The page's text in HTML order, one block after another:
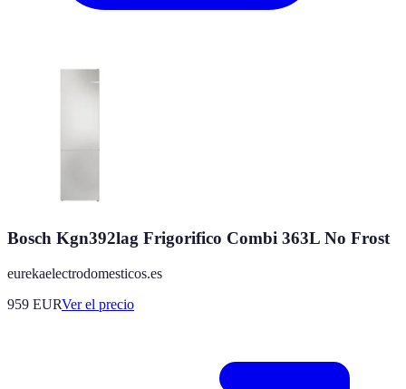
Bosch Kgn392lag Frigorifico Combi 363L No Frost
eurekaelectrodomesticos.es
959 EURVer el precio